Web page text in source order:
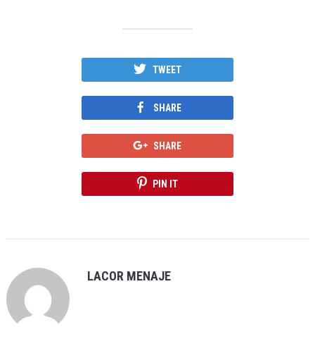
TWEET
SHARE
SHARE
PIN IT
LACOR MENAJE